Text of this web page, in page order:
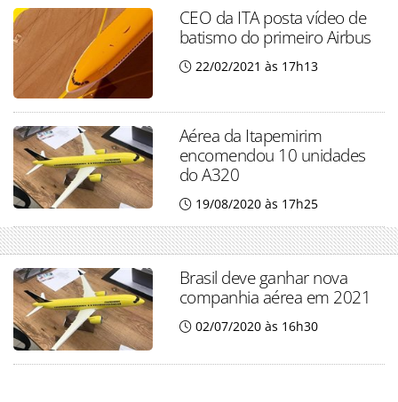
CEO da ITA posta vídeo de
batismo do primeiro Airbus
22/02/2021 às 17h13
Aérea da Itapemirim
encomendou 10 unidades
do A320
19/08/2020 às 17h25
Brasil deve ganhar nova
companhia aérea em 2021
02/07/2020 às 16h30